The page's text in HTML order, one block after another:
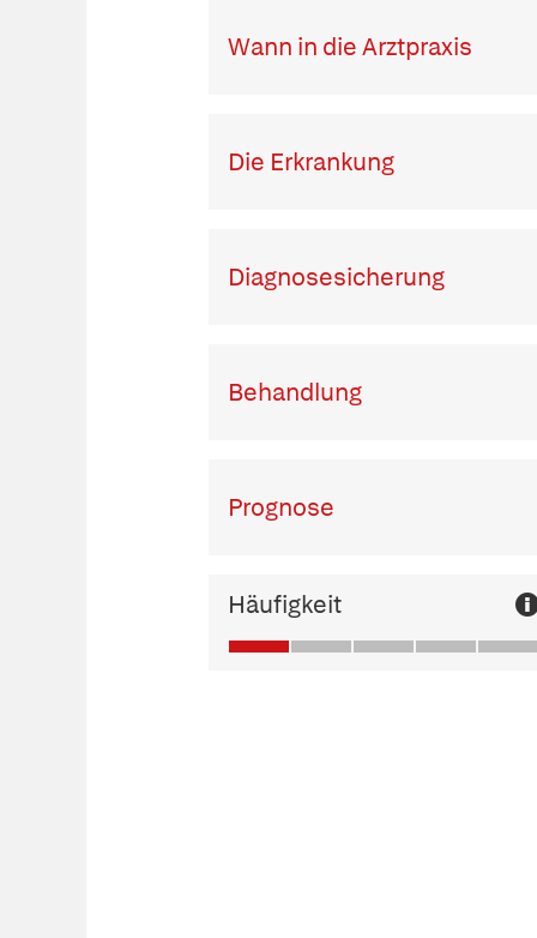
Wann in die Arztpraxis
Die Erkrankung
Diagnosesicherung
Behandlung
Prognose
Häufigkeit